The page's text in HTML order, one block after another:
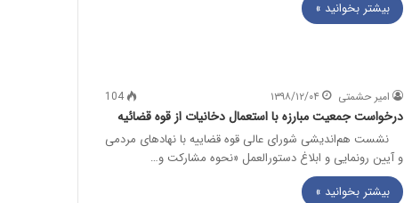
بیشتر بخوانید »
امیر حشمتی ۱۳۹۸/۱۲/۰۴ 104
درخواست جمعیت مبارزه با استعمال دخانیات از قوه قضائیه
نشست هم‌اندیشی شورای عالی قوه قضاییه با نهادهای مردمی
و آیین رونمایی و ابلاغ دستورالعمل «نحوه مشارکت و…
بیشتر بخوانید »